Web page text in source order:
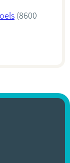
(8600